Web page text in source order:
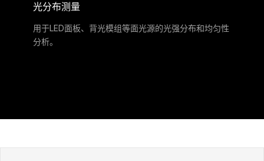
光分布测量
用于LED面板、背光模组等面光源的光强分布和均匀性
分析。